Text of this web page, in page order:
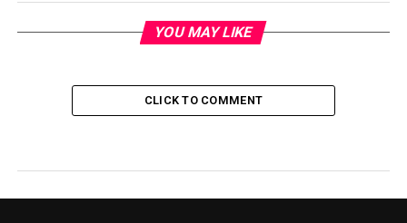
YOU MAY LIKE
CLICK TO COMMENT